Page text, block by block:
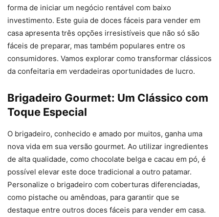
forma de iniciar um negócio rentável com baixo
investimento. Este guia de doces fáceis para vender em
casa apresenta três opções irresistíveis que não só são
fáceis de preparar, mas também populares entre os
consumidores. Vamos explorar como transformar clássicos
da confeitaria em verdadeiras oportunidades de lucro.
Brigadeiro Gourmet: Um Clássico com
Toque Especial
O brigadeiro, conhecido e amado por muitos, ganha uma
nova vida em sua versão gourmet. Ao utilizar ingredientes
de alta qualidade, como chocolate belga e cacau em pó, é
possível elevar este doce tradicional a outro patamar.
Personalize o brigadeiro com coberturas diferenciadas,
como pistache ou amêndoas, para garantir que se
destaque entre outros doces fáceis para vender em casa.